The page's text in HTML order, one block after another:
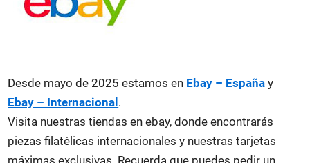
Desde mayo de 2025 estamos en Ebay – España y
Ebay – Internacional .
Visita nuestras tiendas en ebay, donde encontrarás
piezas filatélicas internacionales y nuestras tarjetas